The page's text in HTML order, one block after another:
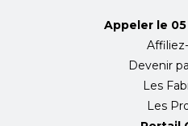
Dolby Vision, HLG, HDCP2.2
Appeler le
Devenir
Les
Les